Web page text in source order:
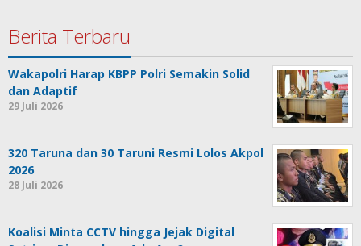
Berita Terbaru
Wakapolri Harap KBPP Polri Semakin Solid
dan Adaptif
29 Juli 2026
320 Taruna dan 30 Taruni Resmi Lolos Akpol
2026
28 Juli 2026
Koalisi Minta CCTV hingga Jejak Digital